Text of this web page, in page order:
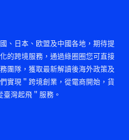
、日本、欧盟及中國各地，期待提
的跨境服務，通過綠圈圈您可直接
團隊，獲取最新解讀後海外政策及
實現＂跨境創業，從電商開始，貨
臺灣起飛＂服務。